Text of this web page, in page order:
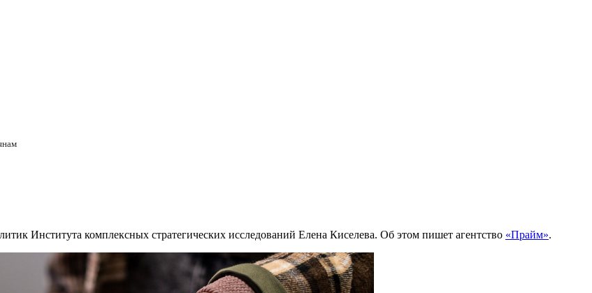
Института комплексных стратегических исследований Елена Киселева. Об этом пишет агентство «Прайм».